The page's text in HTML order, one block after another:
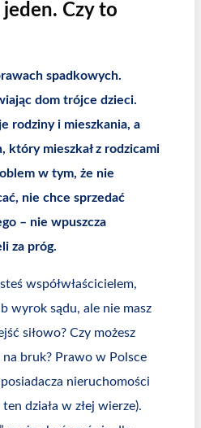
Czy to
spadkowych.
dom trójce dzieci.
rodziny i mieszkania, a
który mieszkał z rodzicami
w tym, że nie
nie chce sprzedać
– nie wpuszcza
za próg.
współwłaścicielem,
wyrok sądu, ale nie masz
siłowo? Czy możesz
bruk? Prawo w Polsce
nieruchomości
działa w złej wierze).